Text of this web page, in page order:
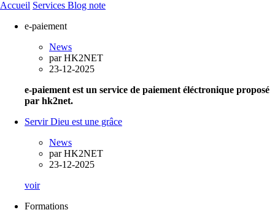
Accueil Services Blog note
e-paiement
News
parHK2NET
23-12-2025
e-paiement est un service de paiement éléctronique proposé
par hk2net.
Servir Dieu est une grâce
News
parHK2NET
23-12-2025
voir
Formations